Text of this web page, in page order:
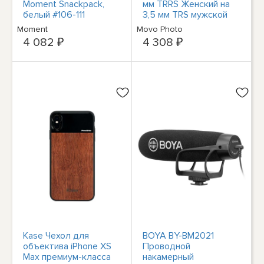
Moment Snackpack,
белый #106-111
Moment
4 082 ₽
мм TRRS Женский на
3,5 мм TRS мужской
Кабель-адаптер для
микрофона
Movo Photo
4 308 ₽
Kase Чехол для
объектива iPhone XS
Max премиум-класса
BOYA BY-BM2021
Проводной
накамерный